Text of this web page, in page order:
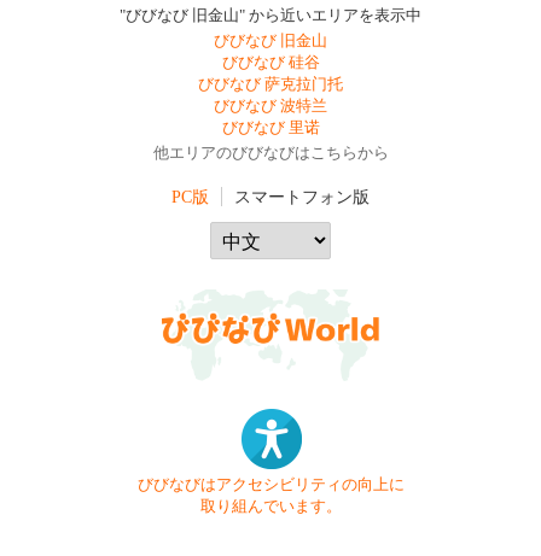
"びびなび 旧金山" から近いエリアを表示中
びびなび 旧金山
びびなび 硅谷
びびなび 萨克拉门托
びびなび 波特兰
びびなび 里诺
他エリアのびびなびはこちらから
PC版 スマートフォン版
びびなびはアクセシビリティの向上に
取り組んでいます。